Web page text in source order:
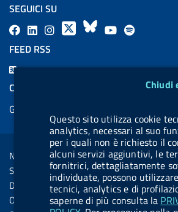
Chiudi
Questo sito utilizza cookie
analytics, necessari al suo
per i quali non è richiesto il
alcuni servizi aggiuntivi, le
fornitrici, dettagliatamente
individuate, possono
tecnici, analytics e di
saperne di più consulta la
SEGUICI SU
F
a
L
i
b
u
t
t
o
X
B
y
Y
e
l
b
u
t
t
o
FEED RSS
F
COOKIES
Gestione cookie
Sezione Link Utili
Note legali
Social Media Policy
Dichiarazione di accessibilità
Obiettivi di accessibilità